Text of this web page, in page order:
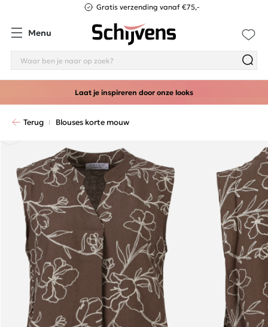
Gratis verzending vanaf €75,-
Menu
Laat je inspireren door onze looks
Terug Blouses korte mouw